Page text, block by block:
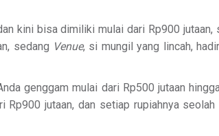
kini bisa dimiliki mulai dari Rp900
sedang Venue, si mungil yang lincah,
genggam mulai dari Rp500 jutaan
Rp900 jutaan, dan setiap rupiahnya